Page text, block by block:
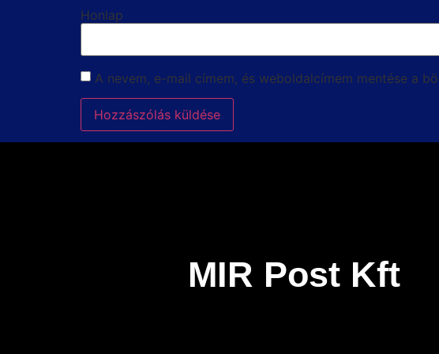
Honlap
A nevem, e-mail címem, és weboldalcímem mentése a
MIR Post Kft